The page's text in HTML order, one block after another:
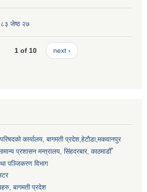
जेष्ठ २७
1 of 10 next ›
कार्यालय, बागमती प्रदेश,हेटाैडा,मकवानपुर
प्रशासन मन्त्रालय, सिंहदरबार, काठमाडौँ
पञ्जिकरण विभाग
बागमती प्रदेश